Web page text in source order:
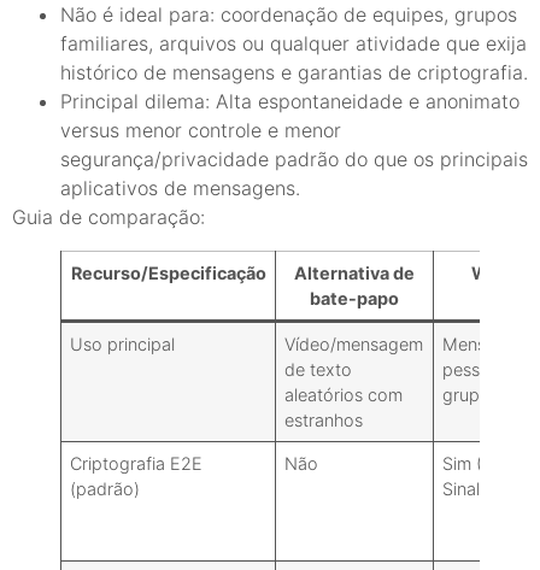
Não é ideal para: coordenação de equipes, grupos
familiares, arquivos ou qualquer atividade que exija
histórico de mensagens e garantias de criptografia.
Principal dilema: Alta espontaneidade e anonimato
versus menor controle e menor
segurança/privacidade padrão do que os principais
aplicativos de mensagens.
Guia de comparação:
Recurso/Especificação
Alternativa de
bate-papo
Uso principal
Vídeo/mensagem
de texto
aleatórios com
estranhos
Mensagens
pessoais/
grupo
Criptografia E2E
(padrão)
Não
Sim
Sinalização)